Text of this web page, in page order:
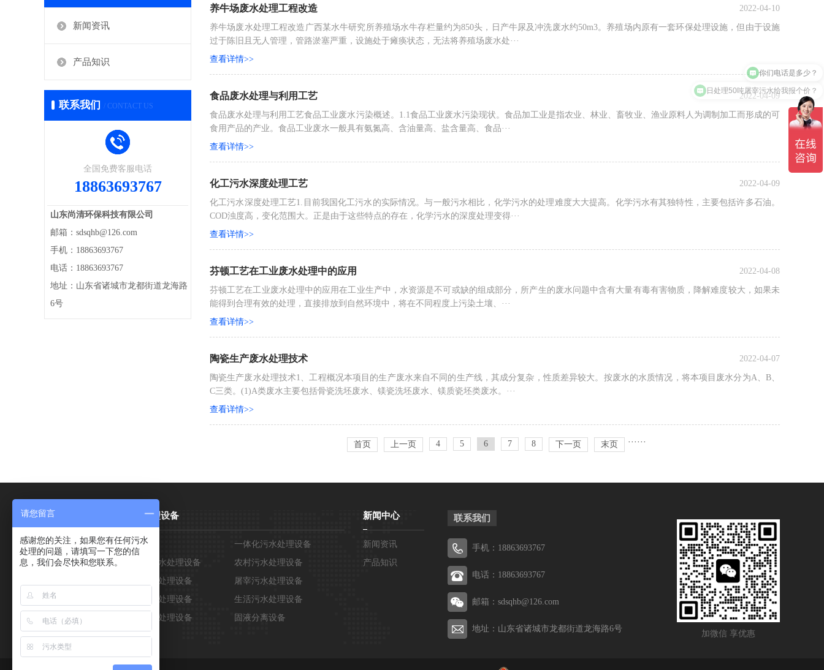
新闻资讯
产品知识
联系我们 / CONTACT US
全国免费客服电话
18863693767
山东尚清环保科技有限公司
邮箱：sdsqhb@126.com
手机：18863693767
电话：18863693767
地址：山东省诸城市龙都街道龙海路
6号
2022-04-10
养牛场废水处理工程改造
养牛场废水处理工程改造广西某水牛研究所养殖场水牛存栏量约为850头，日产牛尿及冲洗废水约50m3。养殖场内原有一套环保处理设施，但由于设施
过于陈旧且无人管理，管路淤塞严重，设施处于瘫痪状态，无法将养殖场废水处···
查看详情>>
2022-04-09
食品废水处理与利用工艺
食品废水处理与利用工艺食品工业废水污染概述。1.1食品工业废水污染现状。食品加工业是指农业、林业、畜牧业、渔业原料人为调制加工而形成的可
食用产品的产业。食品工业废水一般具有氨氮高、含油量高、盐含量高、食品···
查看详情>>
2022-04-09
化工污水深度处理工艺
化工污水深度处理工艺1.目前我国化工污水的实际情况。与一般污水相比，化学污水的处理难度大大提高。化学污水有其独特性，主要包括许多石油。
COD浊度高，变化范围大。正是由于这些特点的存在，化学污水的深度处理变得···
查看详情>>
2022-04-08
芬顿工艺在工业废水处理​中的应用
芬顿工艺在工业废水处理中的应用在工业生产中，水资源是不可或缺的组成部分，所产生的废水问题中含有大量有毒有害物质，降解难度较大，如果未
能得到合理有效的处理，直接排放到自然环境中，将在不同程度上污染土壤、···
查看详情>>
2022-04-07
陶瓷生产废水处理技术
陶瓷生产废水处理技术1、工程概况本项目的生产废水来自不同的生产线，其成分复杂，性质差异较大。按废水的水质情况，将本项目废水分为A、B、
C三类。(1)A类废水主要包括骨瓷洗坯废水、镁瓷洗坯废水、镁质瓷坯类废水。···
查看详情>>
首页 上一页 ···
4 5 6 7 8 ···
下一页 末页
关于我们
公司简介
企业文化
污水处理设备
气浮机
一体化污水处理设备
地埋式污水处理设备
农村污水处理设备
医院污水处理设备
屠宰污水处理设备
养殖污水处理设备
生活污水处理设备
工业污水处理设备
固液分离设备
新闻中心
新闻资讯
产品知识
加微信 享优惠
联系我们
手机：18863693767
电话：18863693767
邮箱：sdsqhb@126.com
地址：山东省诸城市龙都街道龙海路6号
请您留言
感谢您的关注，如果您有任何污水
处理的问题，请填写一下您的信
息，我们会尽快和您联系。